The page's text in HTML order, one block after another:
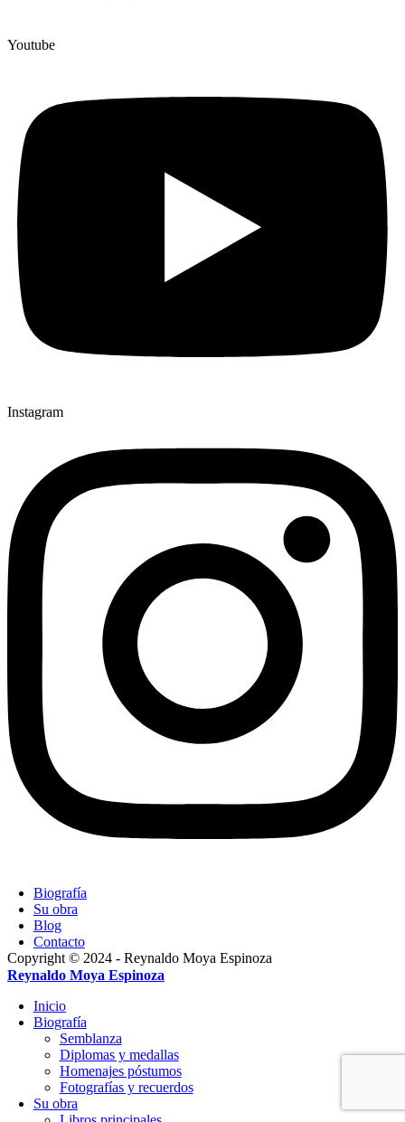
Youtube
Instagram
Biografía
Su obra
Blog
Contacto
Copyright © 2024 - Reynaldo Moya Espinoza
Reynaldo Moya Espinoza
Inicio
Biografía
Semblanza
Diplomas y medallas
Homenajes póstumos
Fotografías y recuerdos
Su obra